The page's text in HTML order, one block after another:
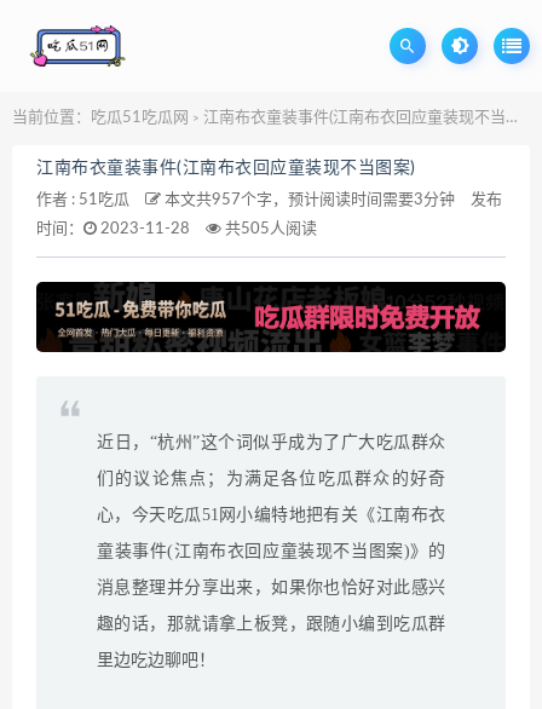
当前位置： 吃瓜51吃瓜网 > 江南布衣童装事件(江南布衣回应童装现不当图案)
江南布衣童装事件(江南布衣回应童装现不当图案)
作者 : 51吃瓜 本文共957个字，预计阅读时间需要3分钟
发布
时间：
2023-11-28 共505人阅读
近日，“杭州”这个词似乎成为了广大吃瓜群众
们的议论焦点；为满足各位吃瓜群众的好奇
心，今天吃瓜51网小编特地把有关《江南布衣
童装事件(江南布衣回应童装现不当图案)》的
消息整理并分享出来，如果你也恰好对此感兴
趣的话，那就请拿上板凳，跟随小编到吃瓜群
里边吃边聊吧！